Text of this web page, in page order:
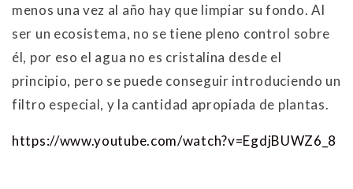
menos una vez al año hay que limpiar su fondo. Al
ser un ecosistema, no se tiene pleno control sobre
él, por eso el agua no es cristalina desde el
principio, pero se puede conseguir introduciendo un
filtro especial, y la cantidad apropiada de plantas.
https://www.youtube.com/watch?v=EgdjBUWZ6_8